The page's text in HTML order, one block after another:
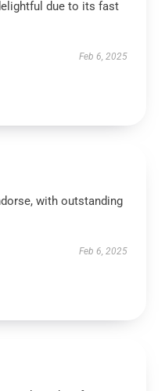
due to its fast
Feb 6, 2025
with outstanding
Feb 6, 2025